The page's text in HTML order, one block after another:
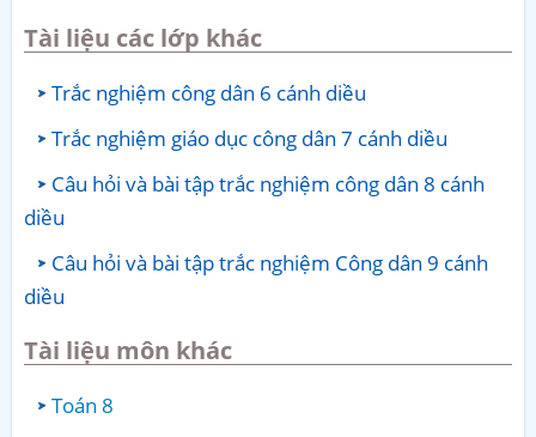
Tài liệu các lớp khác
Trắc nghiệm công dân 6 cánh diều
Trắc nghiệm giáo dục công dân 7 cánh diều
Câu hỏi và bài tập trắc nghiệm công dân 8 cánh
diều
Câu hỏi và bài tập trắc nghiệm Công dân 9 cánh
diều
Tài liệu môn khác
Toán 8